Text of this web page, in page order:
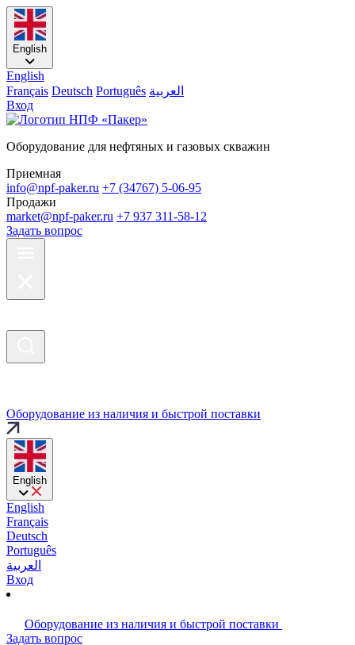
English
English
Français Deutsch Português العربية
Вход
Оборудование для нефтяных и газовых скважин
Приемная
info@npf-paker.ru +7 (34767) 5-06-95
Продажи
market@npf-paker.ru +7 937 311-58-12
Задать вопрос
Оборудование из наличия и быстрой поставки
English
English
Français
Deutsch
Português
العربية
Вход
Оборудование из наличия и быстрой поставки
Задать вопрос